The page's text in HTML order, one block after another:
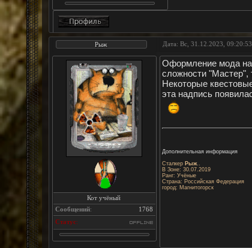
Рыж Дата: Вс, 31.12.2023,
Кот учёный
Сообщений:
1768
Статус:
Оформление мода на
сложности "Мастер",
Некоторые
эта надпись
Дополнительная информация
Сталкер Рыж..
В Зоне: 30.07.2019
Ранг: Учёные
Страна: Российская Федерация
город: Магнитогорск